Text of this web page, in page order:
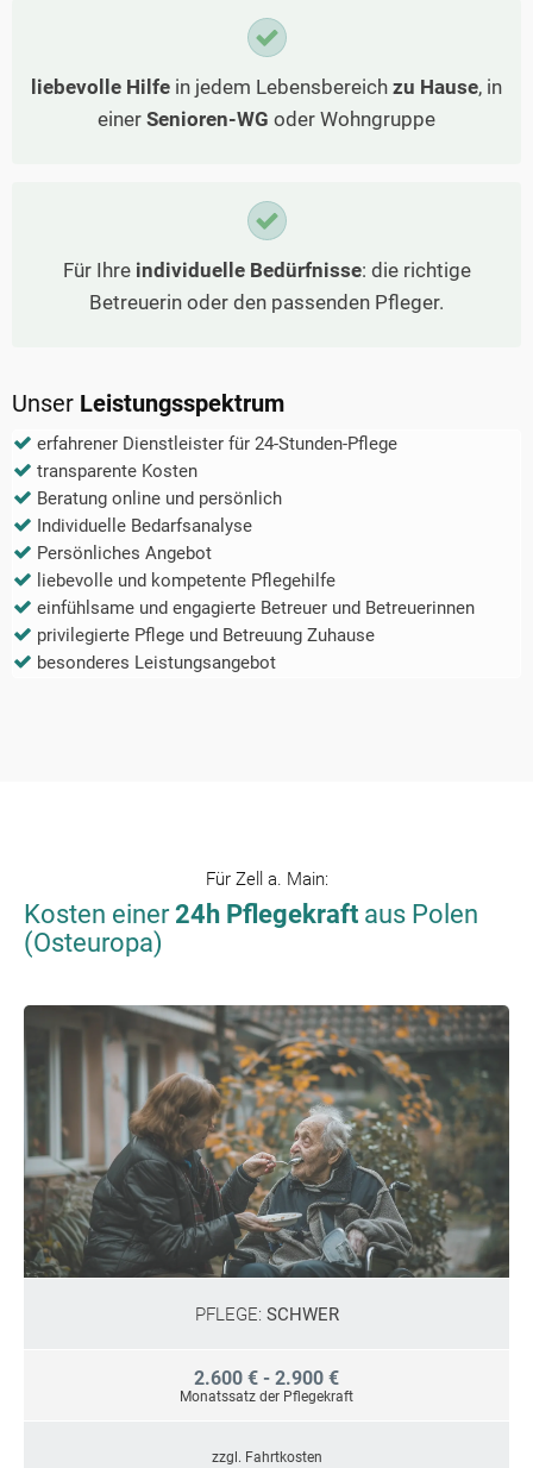
liebevolle Hilfe in jedem Lebensbereich zu Hause, in
einer Senioren-WG oder Wohngruppe
Für Ihre individuelle Bedürfnisse: die richtige
Betreuerin oder den passenden Pfleger.
Unser Leistungsspektrum
erfahrener Dienstleister für 24-Stunden-Pflege
transparente Kosten
Beratung online und persönlich
Individuelle Bedarfsanalyse
Persönliches Angebot
liebevolle und kompetente Pflegehilfe
einfühlsame und engagierte Betreuer und Betreuerinnen
privilegierte Pflege und Betreuung Zuhause
besonderes Leistungsangebot
Für Zell a. Main:
Kosten einer24h Pflegekraft aus Polen
(Osteuropa)
PFLEGE: SCHWER
2.600 € - 2.900 €
Monatssatz der Pflegekraft
zzgl. Fahrtkosten